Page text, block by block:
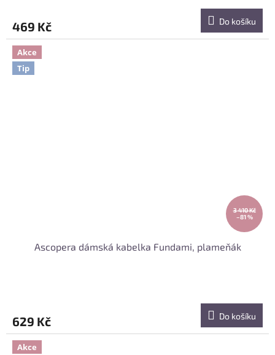
469 Kč Do košíku
Akce
Tip
3 410 Kč
–81 %
Ascopera dámská kabelka Fundami, plameňák
629 Kč Do košíku
Akce